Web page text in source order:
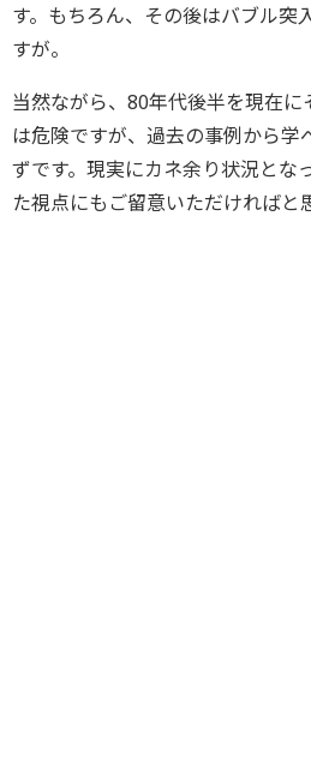
す。もちろん、その後はバブル突
すが。
当然ながら、80年代後半を現在に
は危険ですが、過去の事例から学
ずです。現実にカネ余り状況とな
た視点にもご留意いただければと